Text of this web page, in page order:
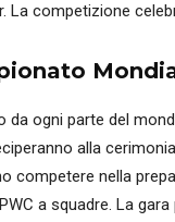
La competizione
ogni parte del
alla
competere nella
a squadre. La gara